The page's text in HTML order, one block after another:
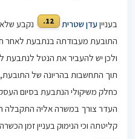
בענייןעדן שטרית 12.
נקבע שלא
התובעת מעבודתה בנתבעת לאחר
ולכן יש להעביר את הנטל
תוך התחשבות בהריונה של התובעת,
כחלק משיקולי הנתבעת בסיום
העדר צורך במשרה אליה התקבלה
קליטתה וכי הנימוק בעניין זמן